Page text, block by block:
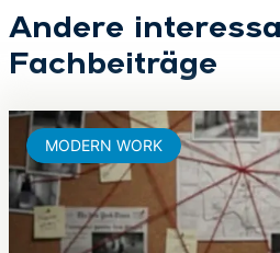
Andere
Fachbeiträge
MODERN WORK